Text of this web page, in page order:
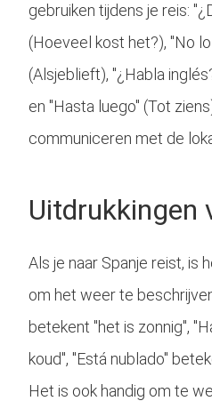
gebruiken tijdens je reis:
(Hoeveel kost het?), "No
(Alsjeblieft), "¿Habla
en "Hasta luego" (Tot
communiceren met de
Uitdrukkingen
Als je naar Spanje reist, is
om het weer te
betekent "het is zonnig",
koud", "Está nublado"
Het is ook handig om te